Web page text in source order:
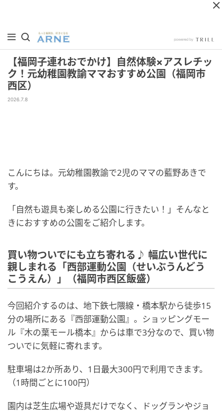
【福岡子連れおでかけ】自然体験×アスレチッ
ク！元幼稚園教諭ママおすすめ公園（福岡市
西区）
2026.7.8
こんにちは。元幼稚園教諭で2児のママの藍野あきで
す。
「自然も遊具も楽しめる公園に行きたい！」そんなと
きにおすすめの公園をご紹介します。
買い物ついでにも立ち寄れる♪ 幅広い世代に
親しまれる「西部運動公園（せいぶうんどう
こうえん）」（福岡市西区飯盛）
今回紹介するのは、地下鉄七隈線・橋本駅から徒歩15
分の場所にある『西部運動公園』。ショッピングモー
ル『木の葉モール橋本』からは車で3分なので、買い物
ついでに気軽に寄れます。
駐車場は2か所あり、1日最大300円で利用できます。
（1時間ごとに100円）
園内は芝生広場や遊具だけでなく、ドッグランやジョ